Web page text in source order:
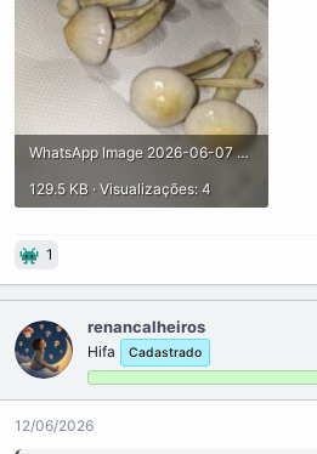
WhatsApp Image 2026-06-07 at 22.56.33 (2).jpeg
129.5 KB · Visualizações: 4
1
renancalheiros
Hifa Cadastrado
12/06/2026